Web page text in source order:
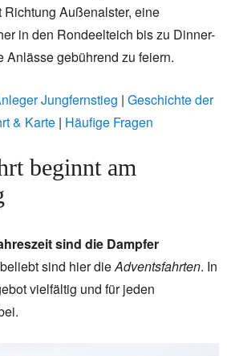
Außenalster, eine
in den Rondeelteich bis zu Dinner-
Anlässe gebührend zu feiern.
Jungfernstieg | Geschichte der
& Karte | Häufige Fragen
beginnt am
sind die Dampfer
sind hier dieAdventsfahrten. In
vielfältig und für jeden